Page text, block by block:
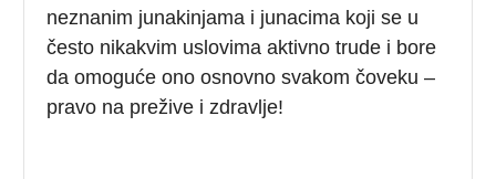
neznanim junakinjama i junacima koji se u
često nikakvim uslovima aktivno trude i bore
da omoguće ono osnovno svakom čoveku –
pravo na prežive i zdravlje!